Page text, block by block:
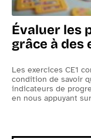
Évaluer les
grâce à des
Les exercices CE1
condition de savoir
indicateurs de
en nous appuyant